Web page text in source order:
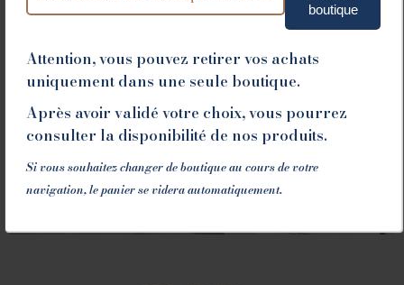
boutique
Attention, vous pouvez retirer vos achats
uniquement dans une seule boutique.
Après avoir validé votre choix, vous pourrez
consulter la disponibilité de nos produits.
Si vous souhaitez changer de boutique au cours de votre
navigation, le panier se videra automatiquement.
1 place du Champ de Mars - 26000 Valence
Tél. 04 75 60 90 28